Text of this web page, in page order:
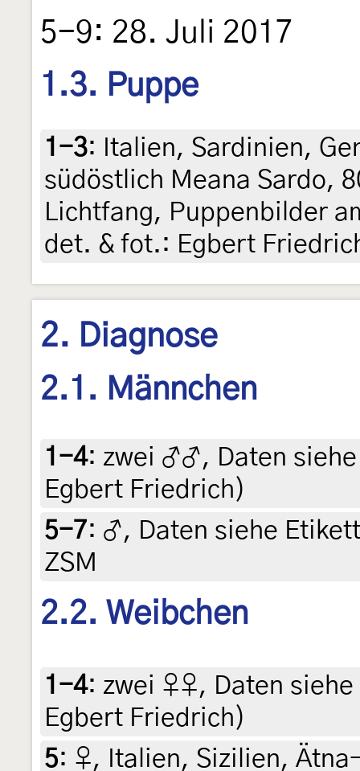
5-9: 28. Juli 2017
1.3. Puppe
1-3:
Italien, Sardinien,
südöstlich Meana Sardo,
Lichtfang, Puppenbilder
det. & fot.: Egbert
2. Diagnose
2.1. Männchen
1-4: zwei ♂♂, Daten
Egbert Friedrich)
5-7: ♂, Daten siehe
ZSM
2.2. Weibchen
1-4: zwei ♀♀, Daten
Egbert Friedrich)
5: ♀, Italien, Sizilien,